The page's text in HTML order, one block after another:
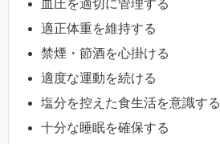
血圧を適切に管理する
適正体重を維持する
禁煙・節酒を心掛ける
適度な運動を続ける
塩分を控えた食生活を意識する
十分な睡眠を確保する